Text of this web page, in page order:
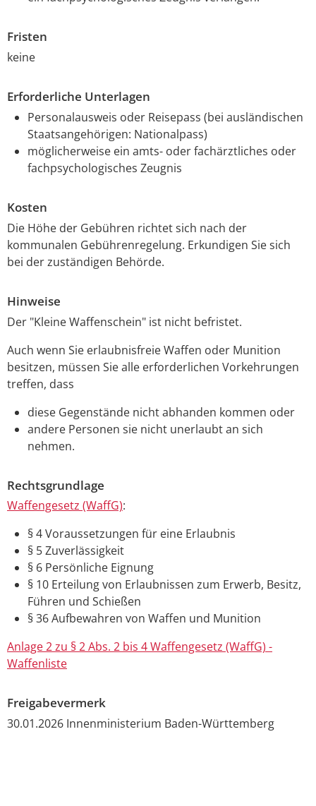
Fristen
keine
Erforderliche Unterlagen
Personalausweis oder Reisepass (bei ausländischen
Staatsangehörigen: Nationalpass)
möglicherweise ein amts- oder fachärztliches oder
fachpsychologisches Zeugnis
Kosten
Die Höhe der Gebühren richtet sich nach der
kommunalen Gebührenregelung. Erkundigen Sie sich
bei der zuständigen Behörde.
Hinweise
Der "Kleine Waffenschein" ist nicht befristet.
Auch wenn Sie erlaubnisfreie Waffen oder Munition
besitzen, müssen Sie alle erforderlichen Vorkehrungen
treffen, dass
diese Gegenstände nicht abhanden kommen oder
andere Personen sie nicht unerlaubt an sich
nehmen.
Rechtsgrundlage
Waffengesetz (WaffG):
§ 4Voraussetzungen für eine Erlaubnis
§ 5Zuverlässigkeit
§ 6Persönliche Eignung
§ 10Erteilung von Erlaubnissen zum Erwerb, Besitz,
Führen und Schießen
§ 36Aufbewahren von Waffen und Munition
Anlage 2 zu § 2 Abs. 2 bis 4 Waffengesetz (WaffG) -
Waffenliste
Freigabevermerk
30.01.2026 Innenministerium Baden-Württemberg